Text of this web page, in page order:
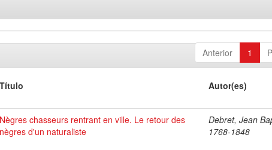
Anterior 1
Título Autor(es)
Nègres chasseurs rentrant en ville. Le retour des
nègres d'un naturaliste
Debret, Jean
1768-1848